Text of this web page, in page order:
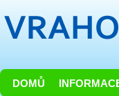
DOMŮ